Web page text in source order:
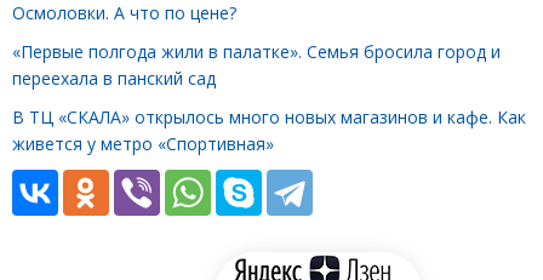
Осмоловки. А что по цене?
«Первые полгода жили в палатке». Семья бросила город и
переехала в панский сад
В ТЦ «СКАЛА» открылось много новых магазинов и кафе. Как
живется у метро «Спортивная»